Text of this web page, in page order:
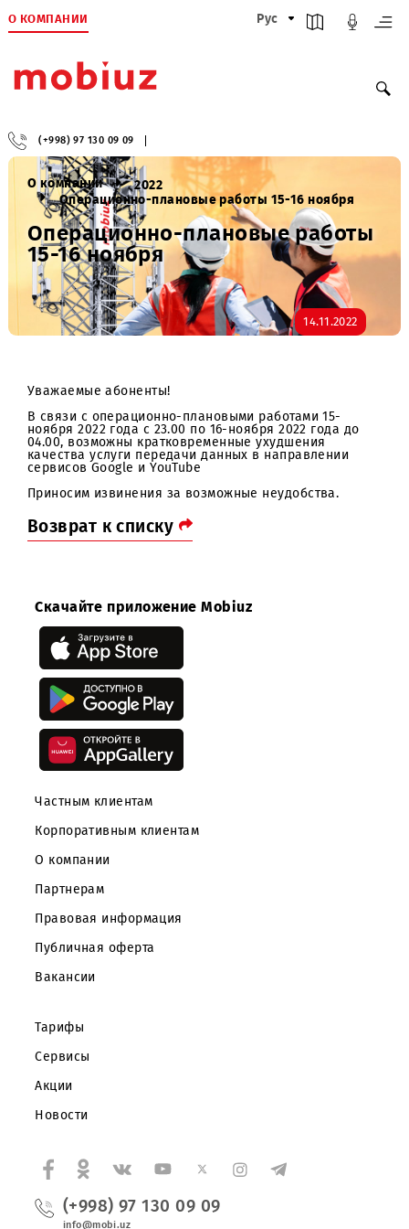
О КОМПАНИИ Рус
(+998) 97 130 09 09
О компании
2022
Операционно-плановые работы 15-16 ноября
Операционно-плановые
15-16 ноября
Уважаемые абоненты!
В связи с операционно-плановыми работами 15-
ноября 2022 года с 23.00 по 16-ноября 2022 года до
04.00, возможны кратковременные ухудшения
качества услуги передачи данных в направлении
сервисов Google и YouTube
Скачайте приложение Mobiuz
Частным клиентам
Корпоративным клиентам
О компании
Правовая информация
Публичная оферта
Вакансии
Сервисы
Акции